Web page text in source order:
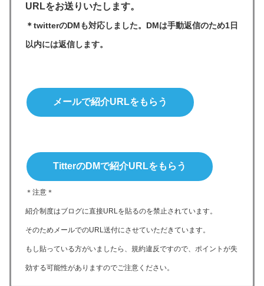
URLをお送りいたします。
＊twitterのDMも対応しました。DMは手動返信のため1日
以内には返信します。
メールで紹介URLをもらう
TitterのDMで紹介URLをもらう
＊注意＊
紹介制度はブログに直接URLを貼るのを禁止されています。
そのためメールでのURL送付にさせていただきています。
もし貼っている方がいましたら、規約違反ですので、ポイントが失
効する可能性がありますのでご注意ください。